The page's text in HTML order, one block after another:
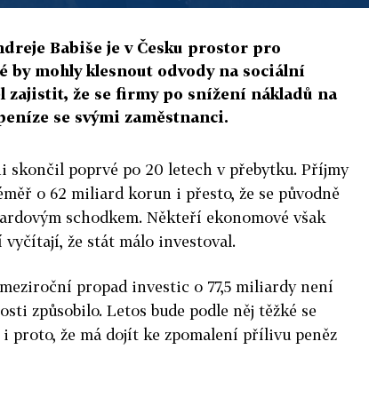
Babiše je v Česku prostor pro
mohly klesnout odvody na sociální
zajistit, že se firmy po snížení nákladů na
se svými zaměstnanci.
skončil poprvé po 20 letech v přebytku. Příjmy
o 62 miliard korun i přesto, že se původně
schodkem. Někteří ekonomové však
že stát málo investoval.
propad investic o 77,5 miliardy není
způsobilo. Letos bude podle něj těžké se
proto, že má dojít ke zpomalení přílivu peněz